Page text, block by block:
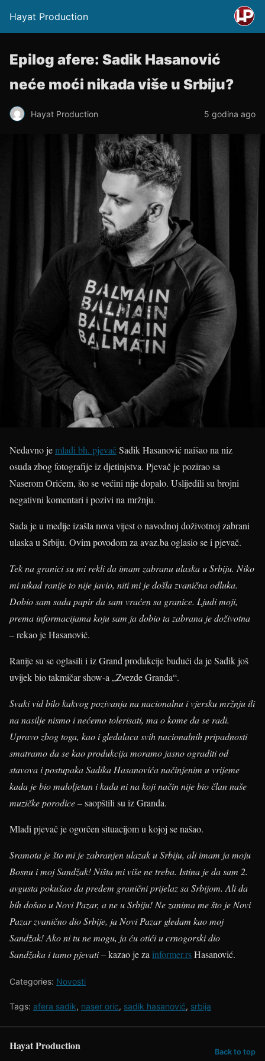
Hayat Production
Epilog afere: Sadik Hasanović
neće moći nikada više u Srbiju?
Hayat Production 5 godina ago
Nedavno jemladi bh. pjevačSadik Hasanović naišao na niz
osuda zbog fotografije iz djetinjstva. Pjevač je pozirao sa
Naserom Orićem, što se većini nije dopalo. Uslijedili su brojni
negativni komentari i pozivi na mržnju.
Sada je u medije izašla nova vijest o navodnoj doživotnoj zabrani
ulaska u Srbiju. Ovim povodom za avaz.ba oglasio se i pjevač.
Tek na granici su mi rekli da imam zabranu ulaska u Srbiju. Niko
mi nikad ranije to nije javio, niti mi je došla zvanična odluka.
Dobio sam sada papir da sam vraćen sa granice. Ljudi moji,
prema informacijama koju sam ja dobio ta zabrana je doživotna
–rekao je Hasanović.
Ranije su se oglasili i iz Grand produkcije budući da je Sadik još
uvijek bio takmičar show-a „Zvezde Granda“.
Svaki vid bilo kakvog pozivanja na nacionalnu i vjersku mržnju ili
na nasilje nismo i nećemo tolerisati, ma o kome da se radi.
Upravo zbog toga, kao i gledalaca svih nacionalnih pripadnosti
smatramo da se kao produkcija moramo jasno ograditi od
stavova i postupaka Sadika Hasanovića načinjenim u vrijeme
kada je bio maloljetan i kada ni na koji način nije bio član naše
muzičke porodice –saopštili su iz Granda.
Mladi pjevač je ogorčen situacijom u kojoj se našao.
Sramota je što mi je zabranjen ulazak u Srbiju, ali imam ja moju
Bosnu i moj Sandžak! Ništa mi više ne treba. Istina je da sam 2.
avgusta pokušao da pređem granični prijelaz sa Srbijom. Ali da
bih došao u Novi Pazar, a ne u Srbiju! Ne zanima me što je Novi
Pazar zvanično dio Srbije, ja Novi Pazar gledam kao moj
Sandžak! Ako ni tu ne mogu, ja ću otići u crnogorski dio
Sandžaka i tamo pjevati– kazao je zainformer.rsHasanović.
Categories: Novosti
Tags: afera sadik, naser oric, sadik hasanović, srbija
Hayat Production Back to top